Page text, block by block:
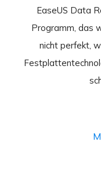
EaseUS Data
Programm, das
nicht perfekt,